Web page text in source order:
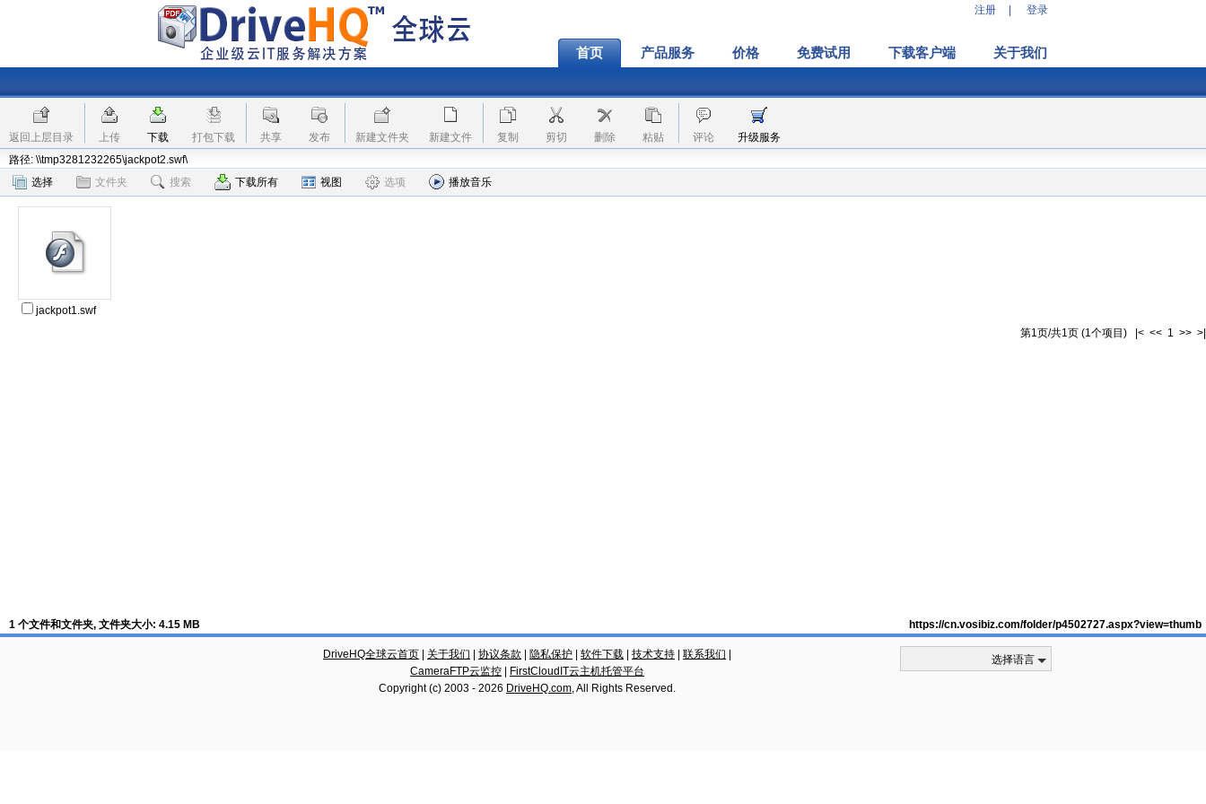
注册 登录
首页 产品服务 价格 免费试用 下载客户端 关于我们
返回上层目录 上传 下载 打包下载 共享 发布 新建文件夹 新建文件 复制 剪切 删除 粘贴 评论
升级服务
路径: \\tmp3281232265\jackpot2.swf\
选择
文件夹 搜索 下载所有 视图 选项 播放音乐
jackpot1.swf
第1页/共1页 (1个项目) |< << 1 >> >|
1 个文件和文件夹, 文件夹大小: 4.15 MB https://cn.vosibiz.com/folder/p4502727.aspx?view=thumb
DriveHQ全球云首页 关于我们 协议条款 隐私保护 软件下载 技术支持 联系我们
CameraFTP云监控
FirstCloudIT云主机托管平台
Copyright (c) 2003 - 2026 DriveHQ.com, All Rights Reserved.
选择语言